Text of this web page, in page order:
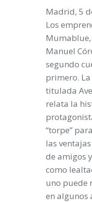
Madrid, 5
Los
Manuel
segundo
primero.
titulada
relata la
“torpe”
las
de amigos
como
uno puede
en algunos